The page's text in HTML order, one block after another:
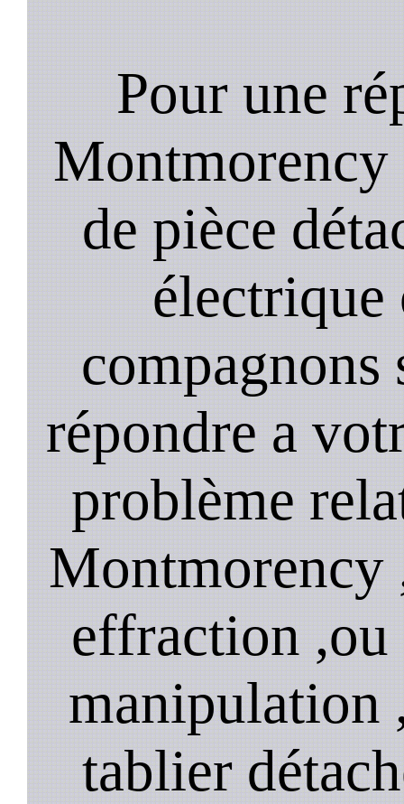
Pour une
Montmorency
de pièce
électrique
compagnons
répondre a
problème
Montmorency
effraction ,ou
manipulation
tablier